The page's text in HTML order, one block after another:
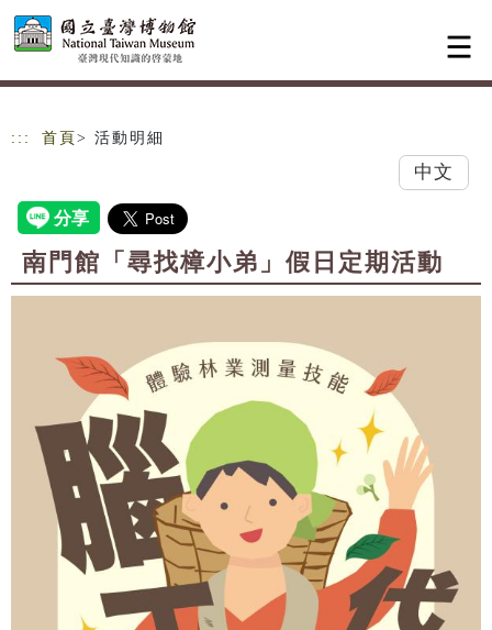
跳到主要內容
網站導覽
::: 首頁 > 活動明細
中文
南門館「尋找樟小弟」假日定期活動